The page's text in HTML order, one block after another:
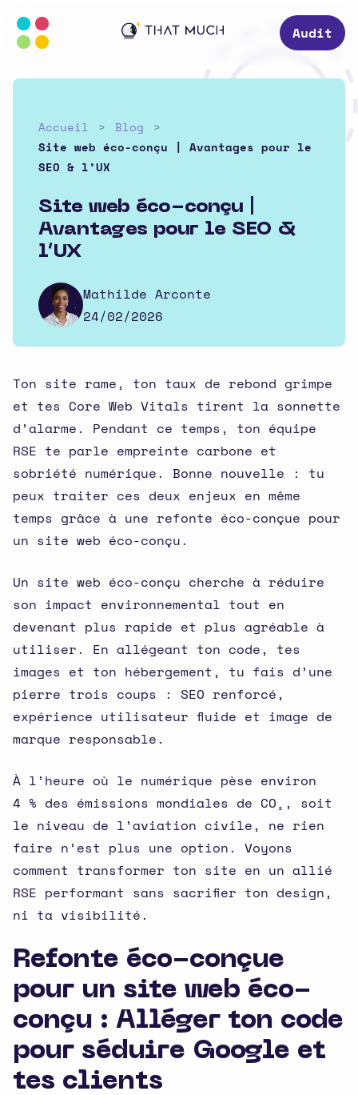
Audit
Accueil
Blog
Site web éco-conçu | Avantages pour le
SEO & l’UX
Site web éco-conçu |
Avantages pour le SEO &
l’UX
Mathilde Arconte
24/02/2026
Ton site rame, ton taux de rebond grimpe
et tes Core Web Vitals tirent la sonnette
d’alarme. Pendant ce temps, ton équipe
RSE te parle empreinte carbone et
sobriété numérique. Bonne nouvelle : tu
peux traiter ces deux enjeux en même
temps grâce à une refonte éco-conçue pour
un site web éco-conçu.
Un site web éco-conçu cherche à réduire
son impact environnemental tout en
devenant plus rapide et plus agréable à
utiliser. En allégeant ton code, tes
images et ton hébergement, tu fais d’une
pierre trois coups : SEO renforcé,
expérience utilisateur fluide et image de
marque responsable.
À l’heure où le numérique pèse environ
4 % des émissions mondiales de CO₂, soit
le niveau de l’aviation civile, ne rien
faire n’est plus une option. Voyons
comment transformer ton site en un allié
RSE performant sans sacrifier ton design,
ni ta visibilité.
Refonte éco-conçue
pour un site web éco-
conçu : Alléger ton code
pour séduire Google et
tes clients